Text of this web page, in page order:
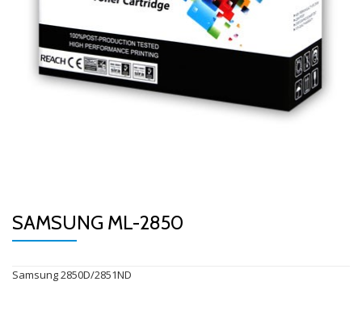
SAMSUNG ML-2850
Samsung 2850D/2851ND